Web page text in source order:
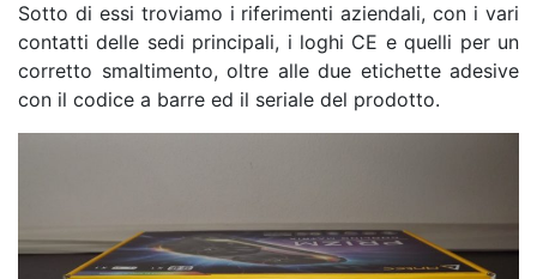
Sotto di essi troviamo i riferimenti aziendali, con i vari
contatti delle sedi principali, i loghi CE e quelli per un
corretto smaltimento, oltre alle due etichette adesive
con il codice a barre ed il seriale del prodotto.